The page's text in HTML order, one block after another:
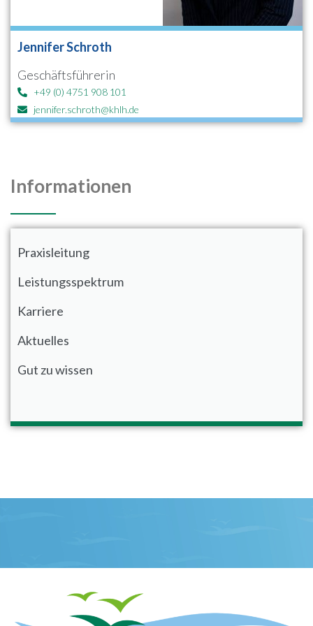
Jennifer Schroth
Geschäftsführerin
+49 (0) 4751 908 101
jennifer.schroth@khlh.de
Informationen
Praxisleitung
Leistungsspektrum
Karriere
Aktuelles
Gut zu wissen